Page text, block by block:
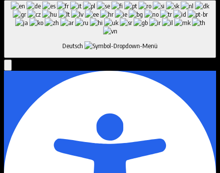
Deutsch